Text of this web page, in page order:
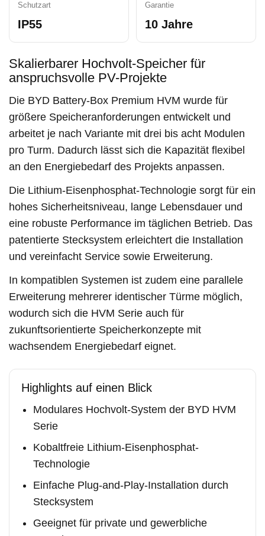
Schutzart
IP55
Garantie
10 Jahre
Skalierbarer Hochvolt-Speicher für
anspruchsvolle PV-Projekte
Die BYD Battery-Box Premium HVM wurde für
größere Speicheranforderungen entwickelt und
arbeitet je nach Variante mit drei bis acht Modulen
pro Turm. Dadurch lässt sich die Kapazität flexibel
an den Energiebedarf des Projekts anpassen.
Die Lithium-Eisenphosphat-Technologie sorgt für ein
hohes Sicherheitsniveau, lange Lebensdauer und
eine robuste Performance im täglichen Betrieb. Das
patentierte Stecksystem erleichtert die Installation
und vereinfacht Service sowie Erweiterung.
In kompatiblen Systemen ist zudem eine parallele
Erweiterung mehrerer identischer Türme möglich,
wodurch sich die HVM Serie auch für
zukunftsorientierte Speicherkonzepte mit
wachsendem Energiebedarf eignet.
Highlights auf einen Blick
Modulares Hochvolt-System der BYD HVM
Serie
Kobaltfreie Lithium-Eisenphosphat-
Technologie
Einfache Plug-and-Play-Installation durch
Stecksystem
Geeignet für private und gewerbliche